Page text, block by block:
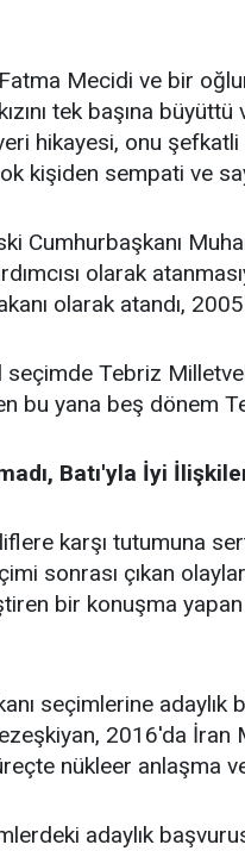
Mecidi ve bir
tek başına
hikayesi, onu
kişiden sempati ve
Cumhurbaşkanı
olarak
olarak atandı,
seçimde Tebriz
bu yana beş dönem
Batı'yla İyi
karşı tutumuna
sonrası çıkan
bir konuşma
seçimlerine adaylık
2016'da İran
nükleer anlaşma
adaylık